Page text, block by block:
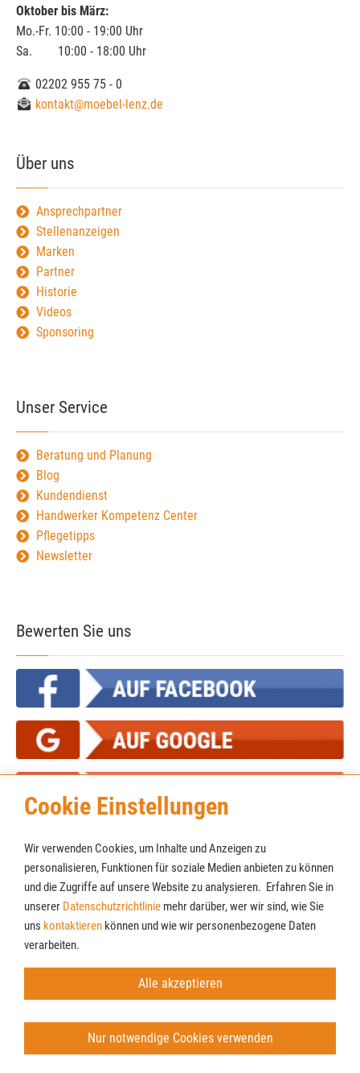
Cookie Einstellungen
Wir verwenden Cookies, um Inhalte und Anzeigen zu
personalisieren, Funktionen für soziale Medien anbieten zu können
und die Zugriffe auf unsere Website zu analysieren. Erfahren Sie in
unserer Datenschutzrichtlinie mehr darüber, wer wir sind, wie Sie
uns kontaktieren können und wie wir personenbezogene Daten
verarbeiten.
Alle akzeptieren
Nur notwendige Cookies verwenden
Oktober bis März:
Mo.-Fr. 10:00 - 19:00 Uhr
Sa. 10:00 - 18:00 Uhr
02202 955 75 - 0
kontakt@moebel-lenz.de
Über uns
Ansprechpartner
Stellenanzeigen
Marken
Partner
Historie
Videos
Sponsoring
Unser Service
Beratung und Planung
Blog
Kundendienst
Handwerker Kompetenz Center
Pflegetipps
Newsletter
Bewerten Sie uns
© Möbel Lenz GmbH & Co. KG
Cookies
Newsletter